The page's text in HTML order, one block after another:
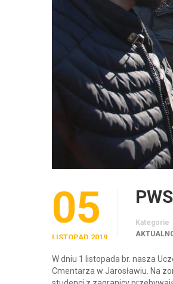
05
LISTOPAD 2019
Kategorie
W dniu 1 listopada br. nasza
Cmentarza w Jarosławiu. Na